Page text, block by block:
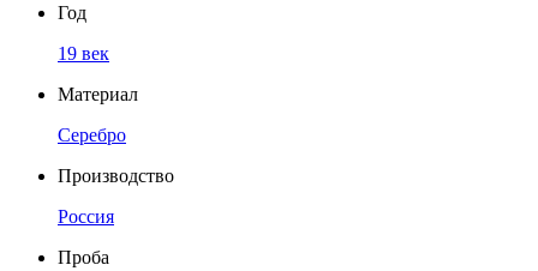
Год
19 век
Материал
Серебро
Производство
Россия
Проба